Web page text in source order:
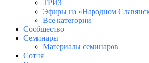
ТРИЗ
Эфиры на «Народном
Все категории
Сообщество
Семинары
Материалы семинаров
Сотня